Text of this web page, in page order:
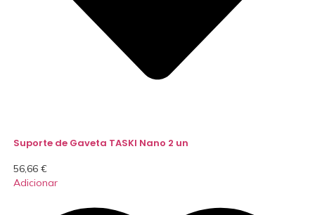
Suporte de Gaveta TASKI Nano 2 un
56,66 €
Adicionar